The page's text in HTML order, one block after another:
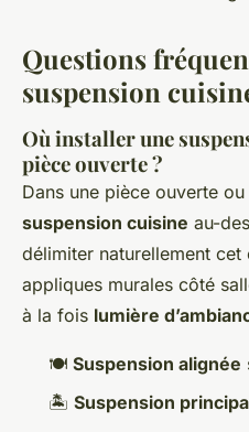
Questions
suspension
Où installer une
pièce ouverte ?
Dans une pièce ouverte
suspension cuisine au-
délimiter naturellement
appliques murales côté
à la fois lumière
🍽️ Suspension alignée
🏝️ Suspension